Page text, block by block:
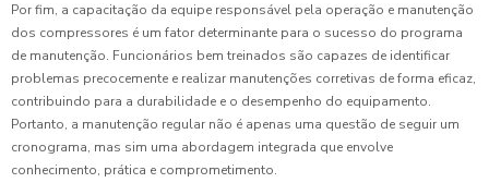
Por fim, a capacitação da equipe responsável pela operação e manutenção
dos compressores é um fator determinante para o sucesso do programa
de manutenção. Funcionários bem treinados são capazes de identificar
problemas precocemente e realizar manutenções corretivas de forma eficaz,
contribuindo para a durabilidade e o desempenho do equipamento.
Portanto, a manutenção regular não é apenas uma questão de seguir um
cronograma, mas sim uma abordagem integrada que envolve
conhecimento, prática e comprometimento.